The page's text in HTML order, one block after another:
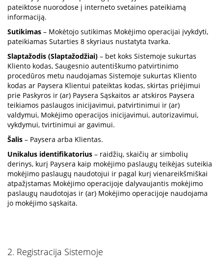
pateiktose nuorodose į interneto svetaines pateikiamą
informaciją.
Sutikimas – Mokėtojo sutikimas Mokėjimo operacijai įvykdyti,
pateikiamas Sutarties 8 skyriaus nustatyta tvarka.
Slaptažodis (Slaptažodžiai) – bet koks Sistemoje sukurtas
Kliento kodas, Saugesnio autentiškumo patvirtinimo
procedūros metu naudojamas Sistemoje sukurtas Kliento
kodas ar Paysera Klientui pateiktas kodas, skirtas priėjimui
prie Paskyros ir (ar) Paysera Sąskaitos ar atskiros Paysera
teikiamos paslaugos inicijavimui, patvirtinimui ir (ar)
valdymui, Mokėjimo operacijos inicijavimui, autorizavimui,
vykdymui, tvirtinimui ar gavimui.
Šalis – Paysera arba Klientas.
Unikalus identifikatorius – raidžių, skaičių ar simbolių
derinys, kurį Paysera kaip mokėjimo paslaugų teikėjas suteikia
mokėjimo paslaugų naudotojui ir pagal kurį vienareikšmiškai
atpažįstamas Mokėjimo operacijoje dalyvaujantis mokėjimo
paslaugų naudotojas ir (ar) Mokėjimo operacijoje naudojama
jo mokėjimo sąskaita.
2. Registracija Sistemoje